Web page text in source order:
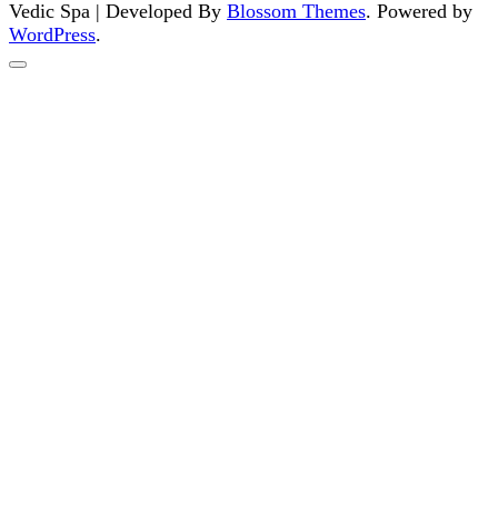
Vedic Spa | Developed By Blossom Themes. Powered by
WordPress.